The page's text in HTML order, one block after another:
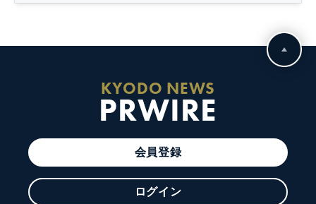
KYODO NEWS
PRWIRE
会員登録
ログイン